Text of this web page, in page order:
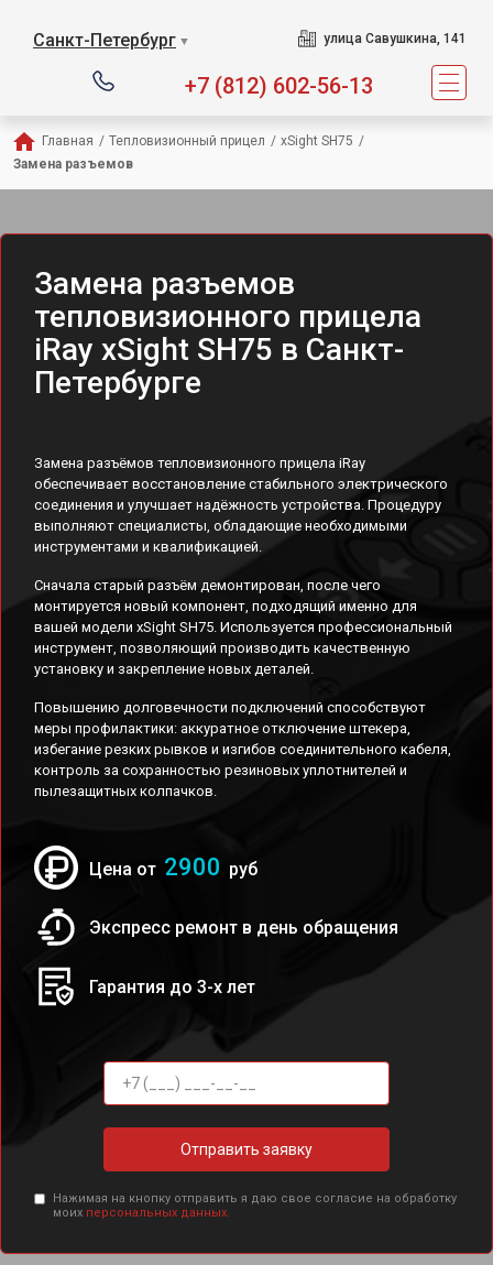
Санкт-Петербург ▼ улица Савушкина, 141
+7 (812) 602-56-13
Главная / Тепловизионный прицел / xSight SH75 /
Замена разъемов
Замена разъемов
тепловизионного прицела
iRay xSight SH75 в Санкт-
Петербурге
Замена разъёмов тепловизионного прицела iRay
обеспечивает восстановление стабильного электрического
соединения и улучшает надёжность устройства. Процедуру
выполняют специалисты, обладающие необходимыми
инструментами и квалификацией.
Сначала старый разъём демонтирован, после чего
монтируется новый компонент, подходящий именно для
вашей модели xSight SH75. Используется профессиональный
инструмент, позволяющий производить качественную
установку и закрепление новых деталей.
Повышению долговечности подключений способствуют
меры профилактики: аккуратное отключение штекера,
избегание резких рывков и изгибов соединительного кабеля,
контроль за сохранностью резиновых уплотнителей и
пылезащитных колпачков.
Цена от 2900 руб
Экспресс ремонт в день обращения
Гарантия до 3-х лет
Отправить заявку
Нажимая на кнопку отправить я даю свое согласие на обработку
моих персональных данных.